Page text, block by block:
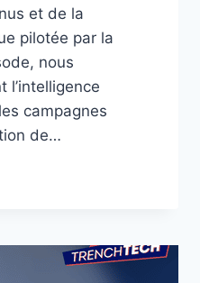
et de la
pilotée par la
nous
l’intelligence
campagnes
de…